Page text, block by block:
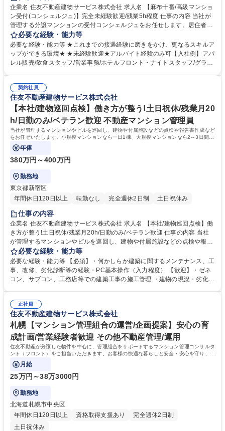
企業名 住友不動産建物サービス株式会社 求人名 【麻布十番/高級マンショ
ン受付(コンシェルジュ)】完全未経験歓迎/残業5h程度 仕事の内容 当社が
管理する分譲マンションの受付コンシェルジュをお任せします。居住者の
上質な生活を支援し、温かいサービス提供を担当頂きます。日常生活を通
じ、お客様の人生の一部に携わる特別なお仕事です。 【受付業務】(1)取
次サービス：クリーニング、宅配便(2)セクレタリー サービス：共用施設
予約、タクシー手配、物品販売、クローク等(3)業者紹介サービス：リフォ
ル備品の貸出状況の管理(3)データ入力 ：お客様の問い合わせ内容の入力
★制服あり 募集職種 【麻布十番/高級マンション受付(コンシェルジュ)】
完全未経験歓迎/残業5h程度
必要な経験・能力等
必要な経験・能力等 ★これまでの接遇経験に磨きをかけ、更なるスキルア
ップができる環境★ ★未経験歓迎★アルバイト経験のみ可【入社例】アパ
レル販売/飲食スタッフ/営業事務/ホテルフロント・ナイトスタッフ/グラン
心して業務に取り組んでいただけます。 【働く環境】■配属マンション駅
近率91%■残業時間1分単位100%支給■残業平均時間4.8時間/月【育休産
休】産前産後休暇・育児休暇取得率100%！現在3名の方が育休産休中。復
帰後は内勤系業務も応相談です。 学歴・資格 学歴：大学院 大学 高専 短大
専修学校 高校 語学力： 資格：
契約社員
住友不動産建物サービス株式会社
【本社/建物巡回点検】働き方が整う!土日祝休/残業月20
h/日勤のみ/ベテラン歓迎 不動産マンション管理員
当社が管理するマンションやビルを巡回し、建物や付属施設などの点検や報告書作成など
をお任せいたします。小規模マンションなら一日1棟、大規模マンションなら2～3日間で
点検をしていただきます。
年俸
380万円～400万円
勤務地
東京都新宿区
年間休日120日以上
転勤なし 完全週休2日制 土日祝休み
仕事の内容
企業名 住友不動産建物サービス株式会社 求人名 【本社/建物巡回点検】働
き方が整う!土日祝休/残業月20h/日勤のみ/ベテラン歓迎 仕事の内容 当社
が管理するマンションやビルを巡回し、建物や付属施設などの点検や報告
書作成などをお任せいたします。小規模マンションなら一日1棟、大規模
マンションなら2～3日間で点検をしていただきます。 ・建物の劣化状況
(発錆、ヒビ割れ、膨れ、破断、はがれや欠け等)を点検 ・点検報告書作成
（定型フォームへの入力） ・補修担当者への点検結果の連絡・説明 ※管
回点検】働き方が整う!土日祝休/残業月20h/日勤のみ/ベテラン歓迎
必要な経験・能力等
必要な経験・能力等 【必須】・何かしらか建築に関するメンテナンス、工
事、改修、劣化診断等の経験・PC基本操作（入力程度） 【歓迎】・ゼネ
コン、サブコン、工務店等での建築工事の施工管理 ・建物の現況・劣化診
ぐことができます。 安全がしっかり守られていると、住んでいる方たちも
安心して暮らせます。定期的な点検と必要な修理を行うことで、マンショ
ンの傷みを防ぎ、長く価値を保つことができます。 学歴・資格 学歴：大
学院 大学 高専 短大 専修学校 高校 語学力： 資格：第一種運転免許普通自
動車
正社員
住友不動産建物サービス株式会社
札幌【マンション管理組合の運営/企画提案】安心の育
成計画/営業経験者歓迎 その他不動産管理/運用
住友不動産が分譲した物件を中心に、管理組合をサポートするマンション管理コンサルタ
ント（フロント）をご担当いただきます。お客様の快適な暮らしと安全・安心を守り、顧
客満足度を高めることがミッションです。
月給
25万円～38万3000円
勤務地
北海道札幌市中央区
年間休日120日以上
資格取得支援あり
完全週休2日制
土日祝休み